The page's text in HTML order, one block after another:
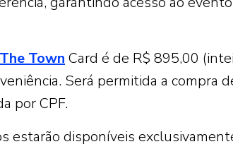
The TownCard é de R$ 895,00
Será permitida a compra
por CPF.
estarão disponíveis